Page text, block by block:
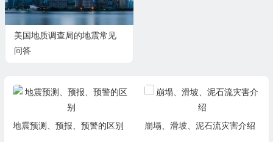
美国地质调查局的地震常见
问答
地震预测、预报、预警的区别 崩塌、滑坡、泥石流灾害介绍